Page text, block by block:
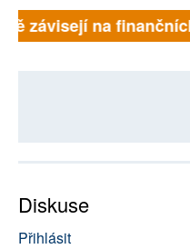
závisejí na
Diskuse
Přihlásit